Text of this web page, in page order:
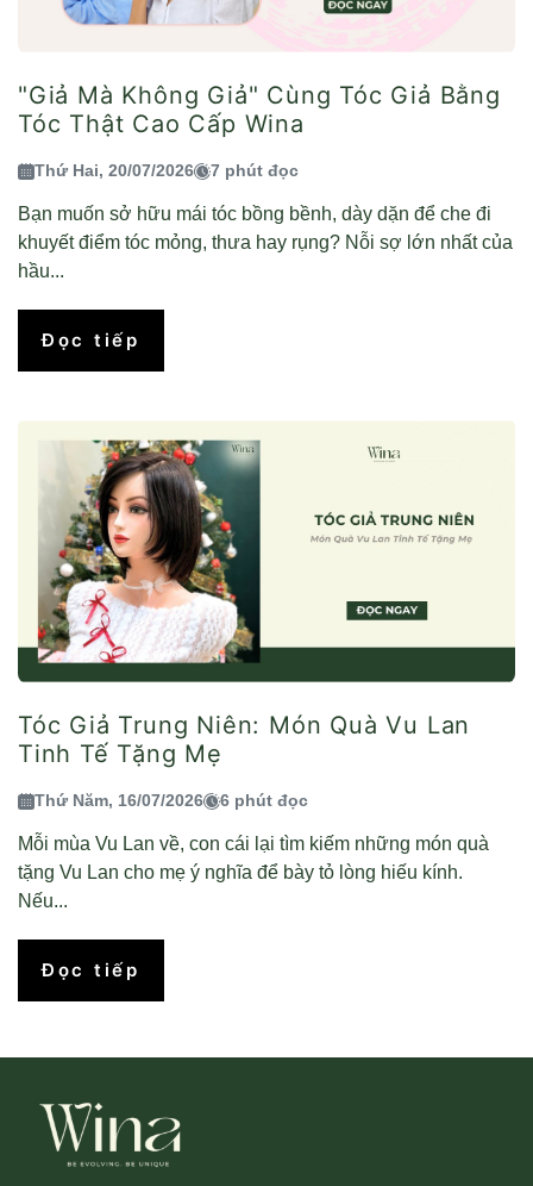
"Giả Mà Không Giả" Cùng Tóc Giả Bằng
Tóc Thật Cao Cấp Wina
Thứ Hai, 20/07/2026 7 phút đọc
Bạn muốn sở hữu mái tóc bồng bềnh, dày dặn để che đi
khuyết điểm tóc mỏng, thưa hay rụng? Nỗi sợ lớn nhất của
hầu...
Đọc tiếp
Tóc Giả Trung Niên: Món Quà Vu Lan
Tinh Tế Tặng Mẹ
Thứ Năm, 16/07/2026 6 phút đọc
Mỗi mùa Vu Lan về, con cái lại tìm kiếm những món quà
tặng Vu Lan cho mẹ ý nghĩa để bày tỏ lòng hiếu kính.
Nếu...
Đọc tiếp